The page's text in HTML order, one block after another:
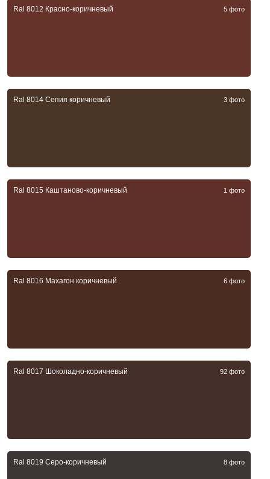
Ral 8012 Красно-коричневый 5 фото
Ral 8014 Сепия коричневый 3 фото
Ral 8015 Каштаново-коричневый 1 фото
Ral 8016 Махагон коричневый 6 фото
Ral 8017 Шоколадно-коричневый 92 фото
Ral 8019 Серо-коричневый 8 фото